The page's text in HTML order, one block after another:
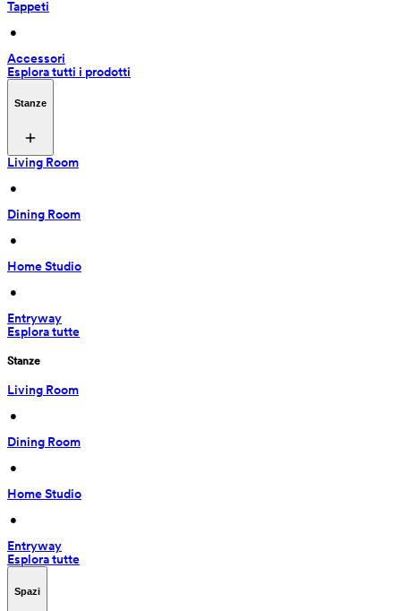
Tappeti
•
Accessori
Esplora tutti i prodotti
Stanze
Living Room
•
Dining Room
•
Home Studio
•
Entryway
Esplora tutte
Stanze
Living Room
•
Dining Room
•
Home Studio
•
Entryway
Esplora tutte
Spazi